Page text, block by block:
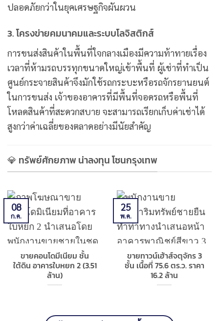
ปลอดภัยกว่าในยุคเศรษฐกิจผันผวน
3. โครงข่ายคมนาคมและระบบโลจิสติกส์
การขนส่งสินค้าในพื้นที่ใจกลางเมืองมีความท้าทายเรื่อง
เวลาที่ห้ามรถบรรทุกขนาดใหญ่เข้าพื้นที่ ผู้เช่าที่ทำเป็น
ศูนย์กระจายสินค้าจึงมักใช้รถกระบะหรือรถจักรยานยนต์
ในการขนส่ง เจ้าของอาคารที่มีพื้นที่จอดรถหรือพื้นที่
โหลดสินค้าที่สะดวกสบาย จะสามารถเรียกเก็บค่าเช่าได้
สูงกว่าค่าเฉลี่ยของตลาดอย่างมีนัยสำคัญ
💎 ทรัพย์ศักยภาพ น่าลงทุน โซนกรุงเทพ
ขายคอนโดมีเนียม ชั้น
ใต้ดิน อาคารใบหยก 2 (3.51
ล้าน)
08
ก.ค.
ขายทาวน์เฮ้าส์จตุจักร 3
ชั้น เนื้อที่ 75.6 ตร.ว. ราคา
16.2 ล้าน
25
พ.ค.